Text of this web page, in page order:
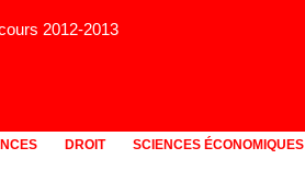
2012-2013
DROIT SCIENCES ÉCONOMIQUES